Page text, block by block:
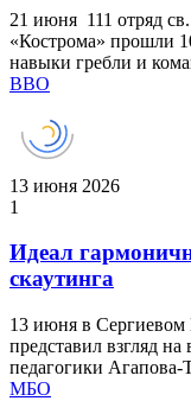
21 июня 111 отряд
«Кострома» прошли
навыки гребли и
ВВО
13 июня 2026
1
Идеал
скаутинга
13 июня в Сергиевом
представил взгляд
педагогики
МБО